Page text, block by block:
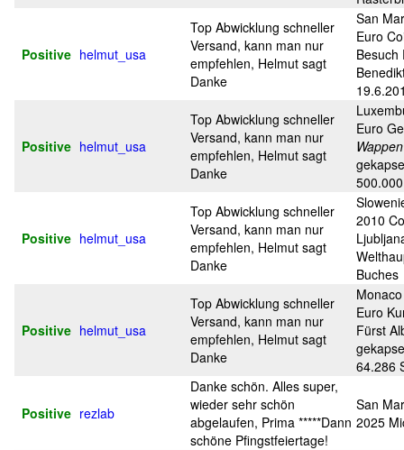
Positive helmut_usa
Top Abwicklung schneller
Versand, kann man nur
empfehlen, Helmut sagt
Danke
San
Euro
Besuch
Positive helmut_usa
Top Abwicklung schneller
Versand, kann man nur
empfehlen, Helmut sagt
Danke
Euro
Positive helmut_usa
Top Abwicklung schneller
Versand, kann man nur
empfehlen, Helmut sagt
Danke
2010
Buches
Positive helmut_usa
Top Abwicklung schneller
Versand, kann man nur
empfehlen, Helmut sagt
Danke
Euro
Fürst
64.286
Positive rezlab
Danke schön. Alles super,
wieder sehr schön
abgelaufen, Prima *****Dann
schöne Pfingstfeiertage!
San
2025